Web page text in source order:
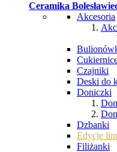
Ceramika
Akcesoria
Czajniki
Deski do
Doniczki
Dzbanki
Edycje
Filiżanki